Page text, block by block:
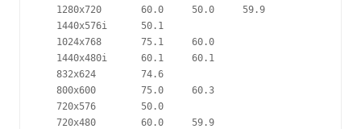
   1280x720       60.0     50.0     59.9
   1440x576i      50.1
   1024x768       75.1     60.0
   1440x480i      60.1     60.1
   832x624        74.6
   800x600        75.0     60.3
   720x576        50.0
   720x480        60.0     59.9